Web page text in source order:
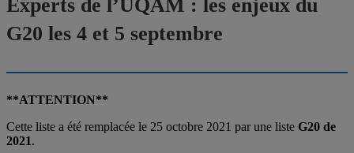
Experts de l’UQAM : les enjeux du
G20 les 4 et 5 septembre
**ATTENTION**
Cette liste a été remplacée le 25 octobre 2021 par une liste G20 de
2021.